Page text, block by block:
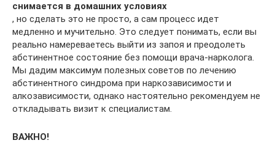
снимается в домашних условиях
, но сделать это не просто, а сам процесс идет
медленно и мучительно. Это следует понимать, если вы
реально намереваетесь выйти из запоя и преодолеть
абстинентное состояние без помощи врача-нарколога.
Мы дадим максимум полезных советов по лечению
абстинентного синдрома при наркозависимости и
алкозависимости, однако настоятельно рекомендуем не
откладывать визит к специалистам.
ВАЖНО!